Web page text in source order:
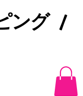
ング /​